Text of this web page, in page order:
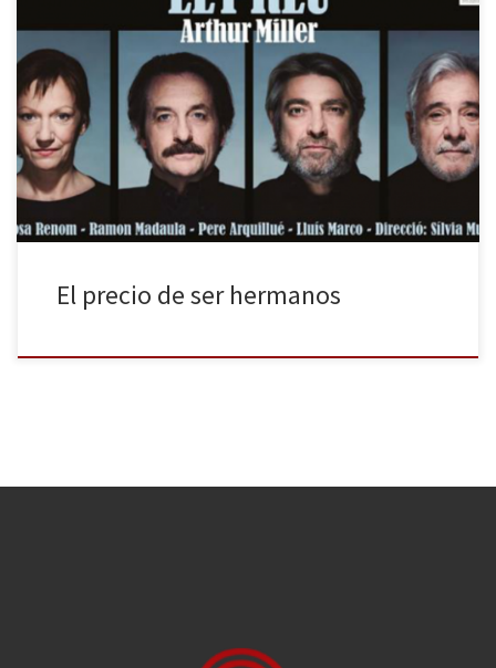
Arthur Miller ha estado doblemente presente en el Festival Grec
de este año, coincidiendo con su centenario el pasado
noviembre. Los primeros días pudo verse en el Teatre Grec su
conocida Les bruixes de Salem, con dirección de Andrés Lima, y
durante todo el mes estará en cartel El preu, […]
El precio de ser hermanos